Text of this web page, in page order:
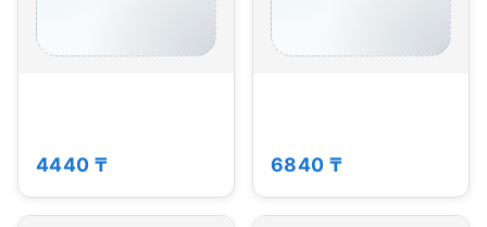
4440 ₸ 6840 ₸